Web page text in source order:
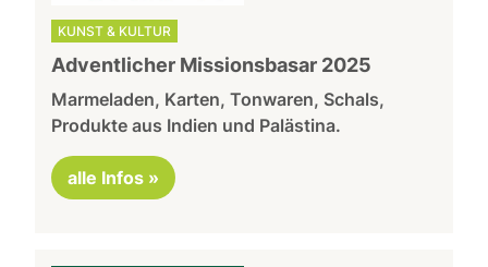
KUNST & KULTUR
Adventlicher Missionsbasar 2025
Marmeladen, Karten, Tonwaren, Schals,
Produkte aus Indien und Palästina.
alle Infos »